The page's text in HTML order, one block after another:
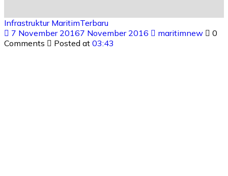
Infrastruktur MaritimTerbaru
7 November 20167 November 2016 maritimnew
0
Comments
Posted at 03:43